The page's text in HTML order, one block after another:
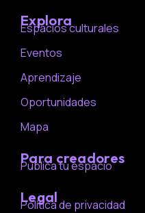
Explora
Espacios culturales
Eventos
Aprendizaje
Oportunidades
Mapa
Para creadores
Publica tu espacio
Legal
Política de privacidad